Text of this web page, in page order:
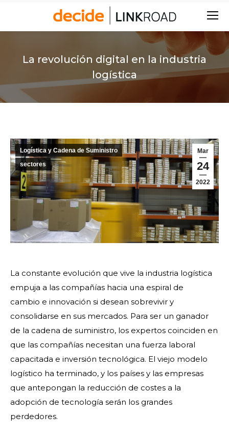
La revolución digital en la industria
logística
Mar
24
2022
Logística y Cadena de Suministro
sectores
La constante evolución que vive la industria logística
empuja a las compañías hacia una espiral de
cambio e innovación si desean sobrevivir y
consolidarse en sus mercados. Para ser un ganador
de la cadena de suministro, los expertos coinciden en
que las compañías necesitan una fuerza laboral
capacitada e inversión tecnológica. El viejo modelo
logístico ha terminado, y los países y las empresas
que antepongan la reducción de costes a la
adopción de tecnología serán los grandes
perdedores.